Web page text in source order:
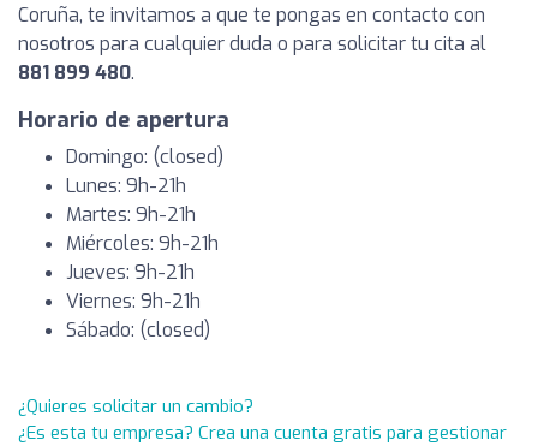
Coruña, te invitamos a que te pongas en contacto con
nosotros para cualquier duda o para solicitar tu cita al
881 899 480.
Horario de apertura
Domingo: (closed)
Lunes: 9h-21h
Martes: 9h-21h
Miércoles: 9h-21h
Jueves: 9h-21h
Viernes: 9h-21h
Sábado: (closed)
¿Quieres solicitar un cambio?
¿Es esta tu empresa? Crea una cuenta gratis para gestionar